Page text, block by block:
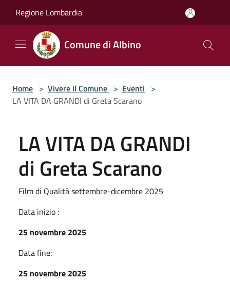
Regione Lombardia
Comune di Albino
Home > Vivere il Comune > Eventi >
LA VITA DA GRANDI di Greta Scarano
LA VITA DA GRANDI
di Greta Scarano
Film di Qualità settembre-dicembre 2025
Data inizio :
25 novembre 2025
Data fine:
25 novembre 2025